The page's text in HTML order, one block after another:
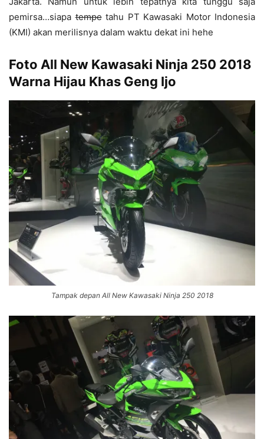
pemirsa…siapatempetahu PT Kawasaki Motor Indonesia
(KMI) akan merilisnya dalam waktu dekat ini hehe
Foto All New Kawasaki Ninja 250 2018
Warna Hijau Khas Geng Ijo
Tampak depan All New Kawasaki Ninja 250 2018